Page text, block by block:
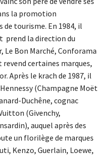
la promotion
tourisme. En 1984, il
prend la direction du
Le Bon Marché, Conforama
certaines marques,
Après le krach de 1987, il
(Champagne Moët
Duchêne, cognac
(Givenchy,
auquel après des
un florilège de marques
Kenzo, Guerlain, Loewe,